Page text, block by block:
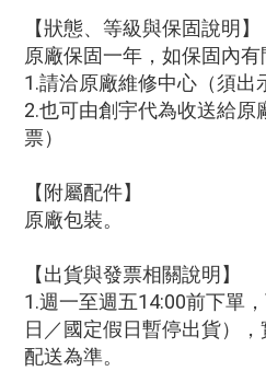
【狀態、等級與保固說明】
原廠保固一年，如保固內有
1.請洽原廠維修中心（須出
2.也可由創宇代為收送給原
票）
【附屬配件】
原廠包裝。
【出貨與發票相關說明】
1.週一至週五14:00前下單
日／國定假日暫停出貨）
配送為準。